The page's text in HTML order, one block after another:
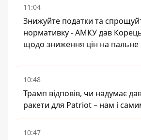
11:04
Знижуйте податки та
нормативку - АМКУ дав
щодо зниження цін на пальне
10:48
Трамп відповів, чи надумає
ракети для Patriot – нам і
10:47